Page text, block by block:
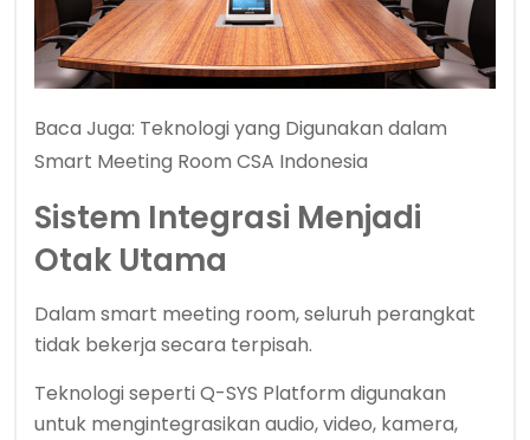
Baca Juga: Teknologi yang Digunakan dalam
Smart Meeting Room CSA Indonesia
Sistem Integrasi Menjadi
Otak Utama
Dalam smart meeting room, seluruh perangkat
tidak bekerja secara terpisah.
Teknologi seperti Q-SYS Platform digunakan
untuk mengintegrasikan audio, video, kamera,